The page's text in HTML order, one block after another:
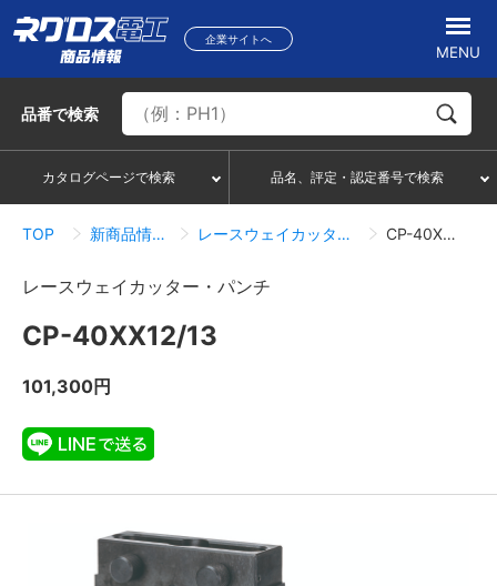
企業サイトへ
MENU
品番で検索
カタログページで検索 品名、評定・認定番号で検索
TOP 新商品情報一覧 レースウェイカッター・パンチ CP-40XX12/13
レースウェイカッター・パンチ
CP-40XX12/13
101,300円